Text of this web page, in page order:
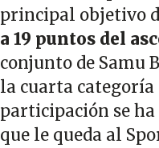
principal objetivo
a 19 puntos del
conjunto de Samu
la cuarta
participación se
que le queda al